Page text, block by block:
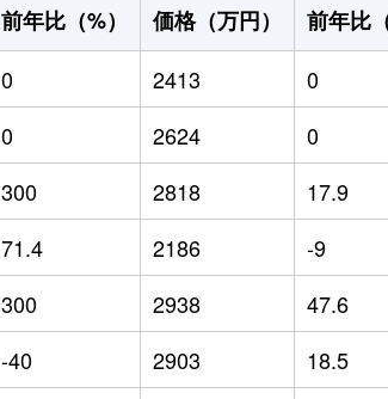
前年比（%） 価格（万円） 前年比
0 2413 0
0 2624 0
300 2818 17.9
71.4 2186 -9
300 2938 47.6
-40 2903 18.5